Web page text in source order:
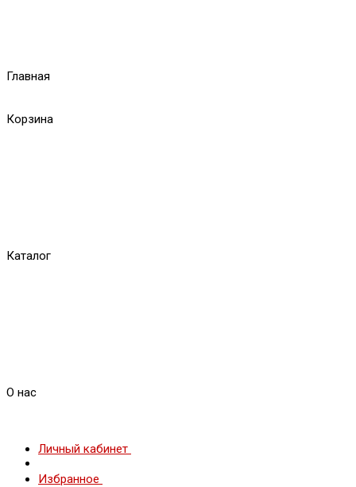
Главная
Корзина
Каталог
О нас
Личный кабинет
Избранное